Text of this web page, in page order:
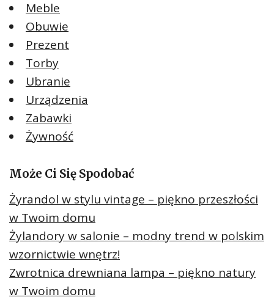
Meble
Obuwie
Prezent
Torby
Ubranie
Urządzenia
Zabawki
Żywność
Może Ci Się Spodobać
Żyrandol w stylu vintage – piękno przeszłości
w Twoim domu
Żylandory w salonie – modny trend w polskim
wzornictwie wnętrz!
Zwrotnica drewniana lampa – piękno natury
w Twoim domu